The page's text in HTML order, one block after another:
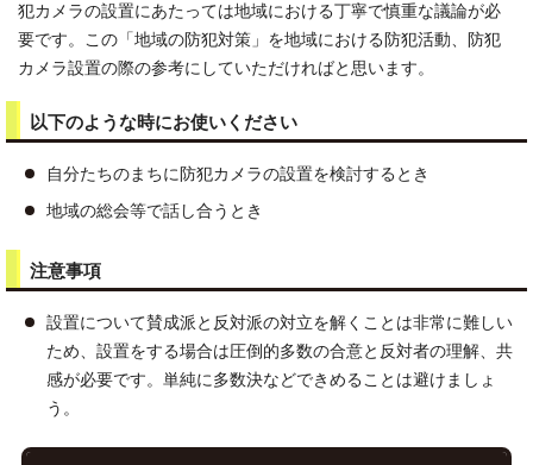
犯カメラの設置にあたっては地域における丁寧で慎重な議論が必
要です。この「地域の防犯対策」を地域における防犯活動、防犯
カメラ設置の際の参考にしていただければと思います。
以下のような時にお使いください
自分たちのまちに防犯カメラの設置を検討するとき
地域の総会等で話し合うとき
注意事項
設置について賛成派と反対派の対立を解くことは非常に難しい
ため、設置をする場合は圧倒的多数の合意と反対者の理解、共
感が必要です。単純に多数決などできめることは避けましょ
う。